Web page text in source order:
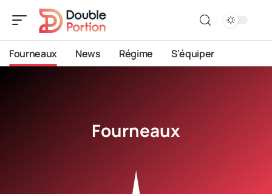
Fourneaux News Régime S’équiper
Fourneaux